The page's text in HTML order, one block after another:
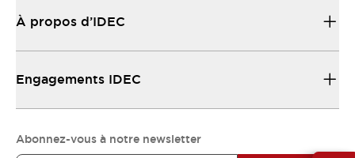
À propos d’IDEC
Engagements IDEC
Abonnez-vous à notre newsletter